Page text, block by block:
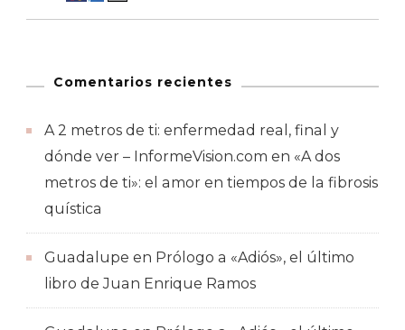
Comentarios recientes
A 2 metros de ti: enfermedad real, final y
dónde ver – InformeVision.com en «A dos
metros de ti»: el amor en tiempos de la fibrosis
quística
Guadalupe en Prólogo a «Adiós», el último
libro de Juan Enrique Ramos